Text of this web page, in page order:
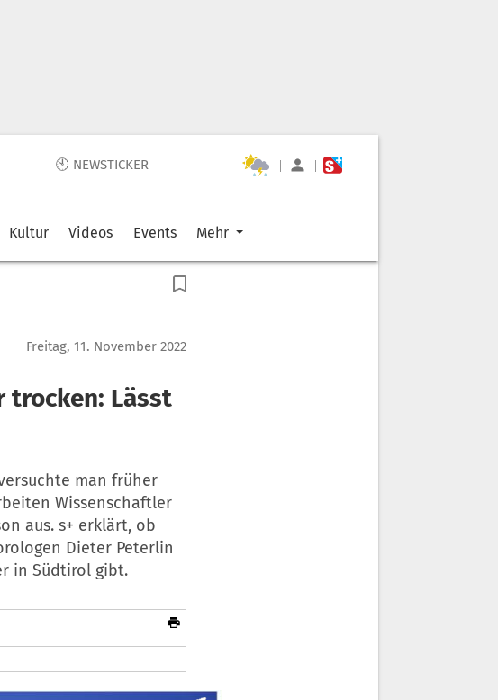
🕙 NEWSTICKER | |
Kultur Videos Events Mehr
Freitag, 11. November 2022
trocken: Lässt
man früher
Wissenschaftler
aus. s+ erklärt, ob
Dieter Peterlin
in Südtirol gibt.